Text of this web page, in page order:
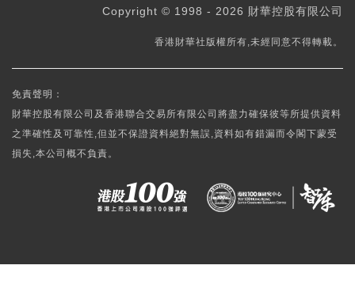
Copyright © 1998 - 2026 財華控股有限公司
香港財華社版權所有,未經同意不得轉載。
免責聲明：
財華控股有限公司及香港聯合交易所有限公司將盡力確保彼等所提供資料
之準確性及可靠性,但並不保證資料絕對無誤,資料如有錯漏而令閣下蒙受
損失,本公司概不負責。